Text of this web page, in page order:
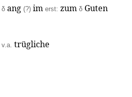
δ ang (?) im erst: zum δ Guten
v.a. trügliche